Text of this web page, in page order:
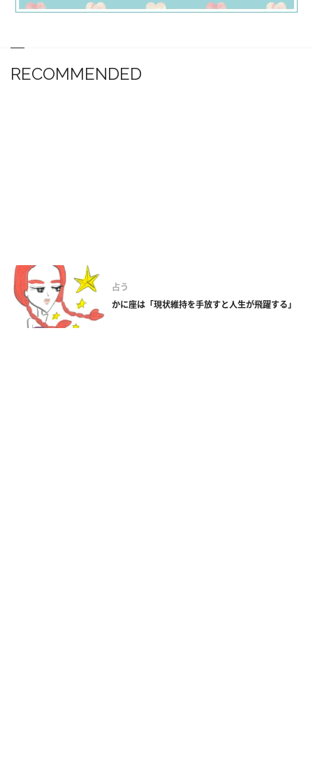
RECOMMENDED
占う
かに座は「現状維持を手放すと人生が飛躍する」